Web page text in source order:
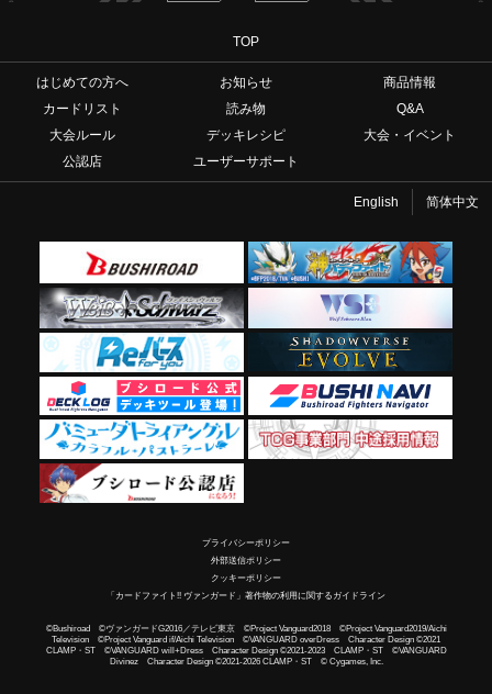
TOP
はじめての方へ お知らせ
商品情報
カードリスト
読み物
Q&A
大会ルール
デッキレシピ
大会・イベント
公認店
ユーザーサポート
English 简体中文
プライバシーポリシー
外部送信ポリシー
クッキーポリシー
「カードファイト!! ヴァンガード」著作物の利用に関するガイドライン
©Bushiroad ©ヴァンガードG2016／テレビ東京 ©Project Vanguard2018 ©Project Vanguard2019/Aichi
Television ©Project Vanguard if/Aichi Television ©VANGUARD overDress Character Design ©2021
CLAMP・ST ©VANGUARD will+Dress Character Design ©2021-2023 CLAMP・ST ©VANGUARD
Divinez Character Design ©2021-2026 CLAMP・ST © Cygames, Inc.